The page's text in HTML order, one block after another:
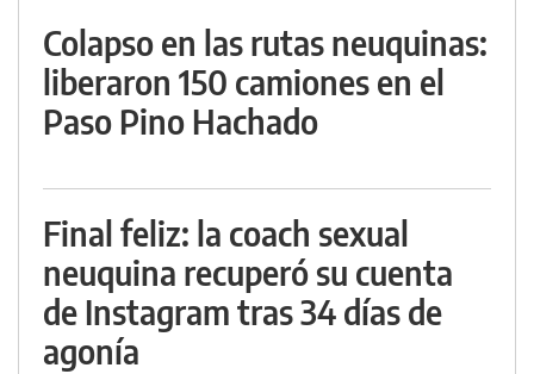
Colapso en las rutas neuquinas:
liberaron 150 camiones en el
Paso Pino Hachado
Final feliz: la coach sexual
neuquina recuperó su cuenta
de Instagram tras 34 días de
agonía